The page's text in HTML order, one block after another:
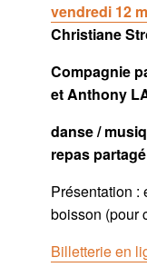
vendredi 12
Christiane
Compagnie
et Anthony
danse /
repas partagé
Présentation :
boisson (pour
Billetterie en